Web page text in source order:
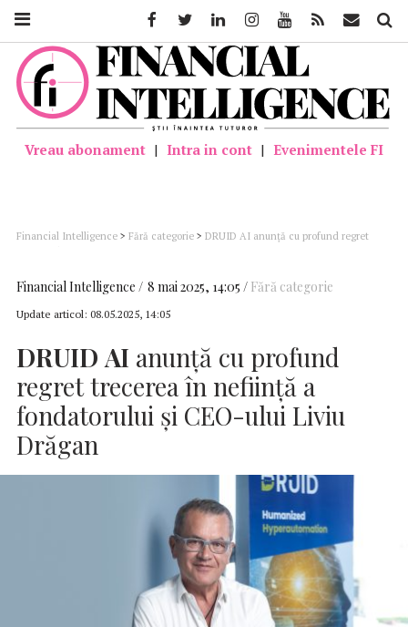
Vreau abonament | Intra in cont | Evenimentele FI
Financial Intelligence > Fără categorie > DRUID AI anunță cu profund regret
Financial Intelligence 8 mai 2025, 14:05 Fără categorie
Update articol: 08.05.2025, 14:05
DRUID AI anunță cu profund
regret trecerea în neființă a
fondatorului și CEO-ului Liviu
Drăgan
FacebookTwitter LinkedinInstagramYoutube Feed Mail